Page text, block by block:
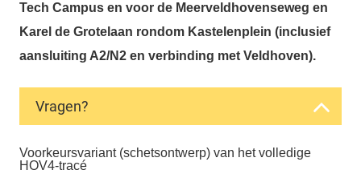
Tech Campus en voor de Meerveldhovenseweg en
Karel de Grotelaan rondom Kastelenplein (inclusief
aansluiting A2/N2 en verbinding met Veldhoven).
Vragen?
Voorkeursvariant (schetsontwerp) van het volledige
HOV4-tracé